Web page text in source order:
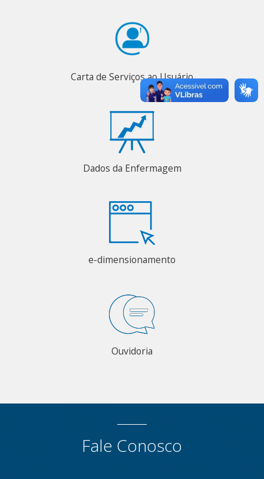
Carta de Serviços ao Usuário
Dados da Enfermagem
e-dimensionamento
Ouvidoria
Fale Conosco